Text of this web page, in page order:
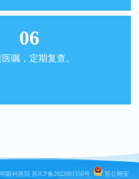
06
嘱，定期复查。
眼科医院 苏ICP备2022001550号 苏公网安